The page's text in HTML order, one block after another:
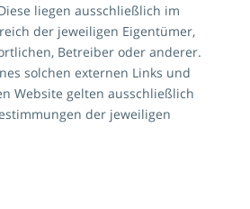
liegen ausschließlich im
der jeweiligen Eigentümer,
Betreiber oder anderer.
solchen externen Links und
Website gelten ausschließlich
der jeweiligen